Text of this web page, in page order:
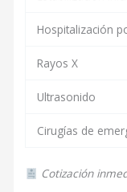
Hospitalización
Rayos X
Ultrasonido
Cirugías de
Cotización